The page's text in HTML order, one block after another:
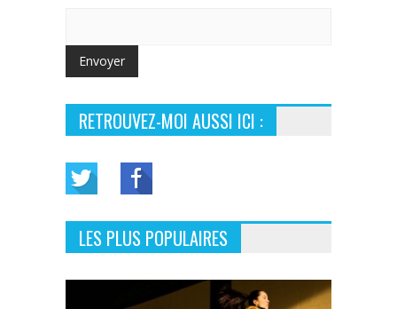
RETROUVEZ-MOI AUSSI ICI :
LES PLUS POPULAIRES